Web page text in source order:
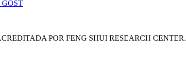
POR FENG SHUI RESEARCH CENTER.